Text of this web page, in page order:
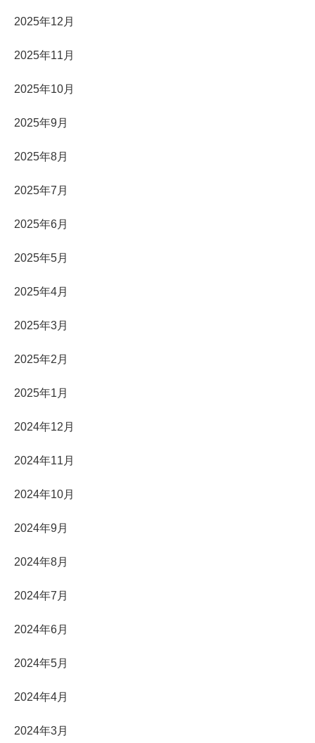
2025年12月
2025年11月
2025年10月
2025年9月
2025年8月
2025年7月
2025年6月
2025年5月
2025年4月
2025年3月
2025年2月
2025年1月
2024年12月
2024年11月
2024年10月
2024年9月
2024年8月
2024年7月
2024年6月
2024年5月
2024年4月
2024年3月